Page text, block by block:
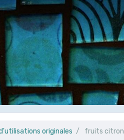
originales fruits citron